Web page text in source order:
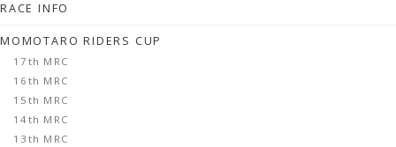
RACE INFO
MOMOTARO RIDERS CUP
17th MRC
16th MRC
15th MRC
14th MRC
13th MRC